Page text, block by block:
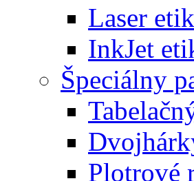
Laser
InkJet
Špeciálny
Plotrové